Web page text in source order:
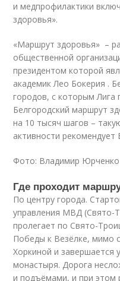
и медпрофилактики
здоровья».
«Маршрут здоровья» –
общественной
президентом которой
академик Лео Бокерия .
городов, с которым Лига
Белгородский маршрут
на 10 тысяч шагов –
активности рекомендует
Фото: Владимир Юрченко
Где проходит
По центру города.
управления МВД (Свято-
пролегает по Свято-
Победы к Везёлке, мимо
Хоркиной и
монастыря. Дорога
и подъёмами, и при этом